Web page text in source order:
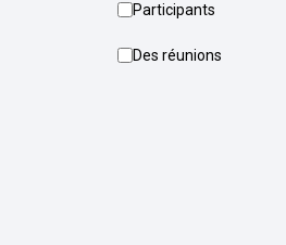
Participants
Des réunions